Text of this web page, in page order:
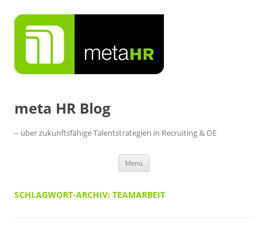
Inhalt
springen
meta HR Blog
– über zukunftsfähige Talentstrategien in Recruiting & OE
Menü
SCHLAGWORT-ARCHIV: TEAMARBEIT